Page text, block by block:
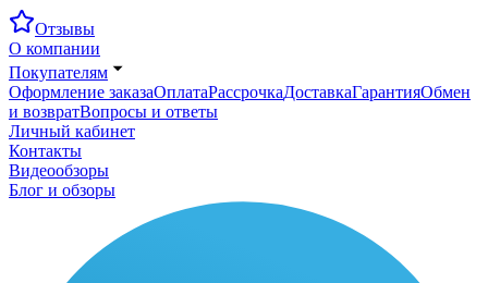
Отзывы
О компании
Покупателям
Оформление заказаОплатаРассрочкаДоставкаГарантияОбмен
и возвратВопросы и ответы
Личный кабинет
Контакты
Видеообзоры
Блог и обзоры